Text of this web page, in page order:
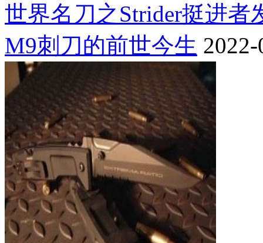
世界名刀之Strider挺进者
M9刺刀的前世今生